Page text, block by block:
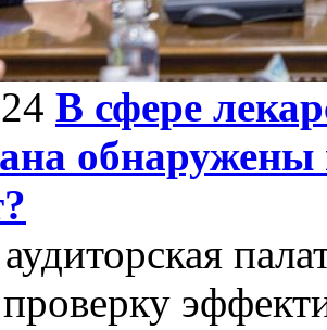
В сфере